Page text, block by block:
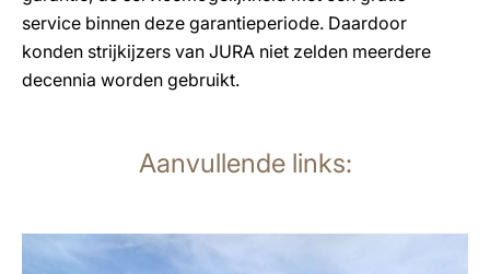
service binnen deze garantieperiode. Daardoor
konden strijkijzers van JURA niet zelden meerdere
decennia worden gebruikt.
Aanvullende links: